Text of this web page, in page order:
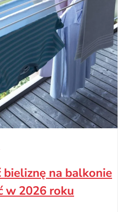
bieliznę na balkonie
w 2026 roku